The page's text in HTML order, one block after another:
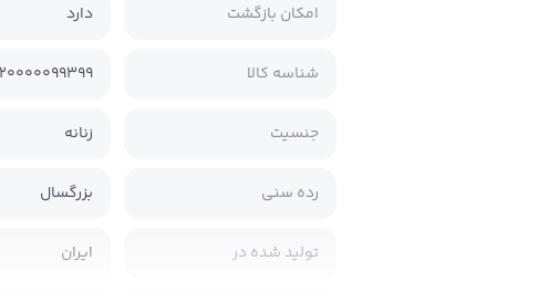
امکان بازگشت دارد
شناسه کالا
جنسیت زنانه
رده سنی بزرگسال
تولید شده در ایران